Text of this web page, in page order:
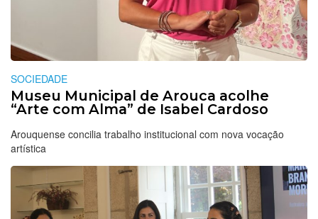
SOCIEDADE
Museu Municipal de Arouca acolhe
“Arte com Alma” de Isabel Cardoso
Arouquense concilia trabalho institucional com nova vocação
artística